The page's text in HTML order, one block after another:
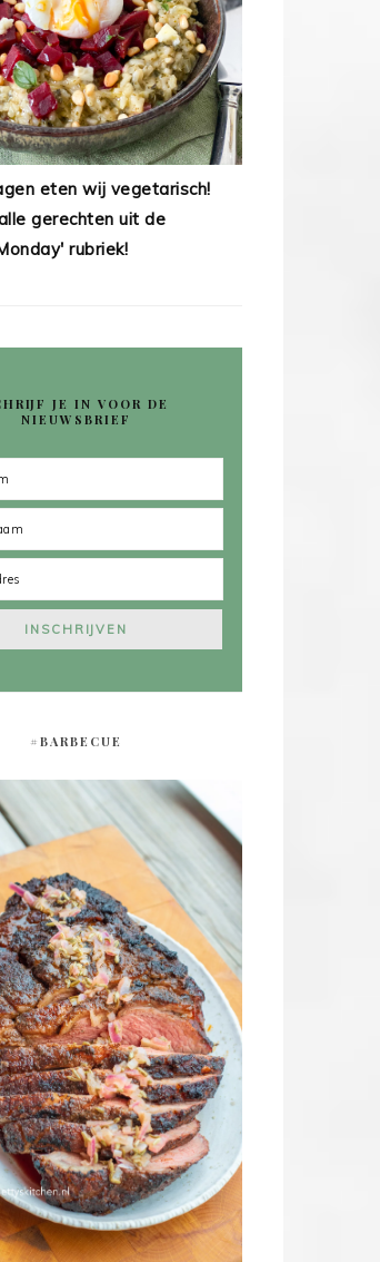
eten wij vegetarisch!
gerechten uit de
rubriek!
JE IN VOOR DE
NIEUWSBRIEF
#BARBECUE